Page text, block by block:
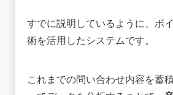
すでに説明しているように、ボ
術を活用したシステムです。
これまでの問い合わせ内容を蓄